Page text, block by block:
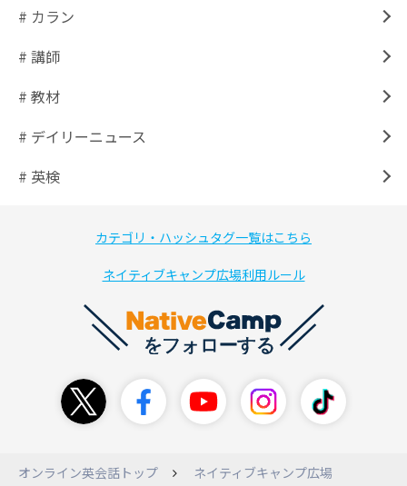
# カラン
# 講師
# 教材
# デイリーニュース
# 英検
カテゴリ・ハッシュタグ一覧はこちら
ネイティブキャンプ広場利用ルール
オンライン英会話トップ
ネイティブキャンプ広場